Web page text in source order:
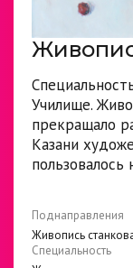
Училище.
прекращало
Казани
Поднаправления
Живопись
Специальность